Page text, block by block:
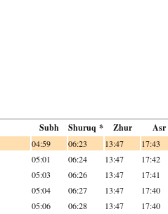
Subh Shuruq * Zhur Asr
04:59 06:23 13:47 17:43
05:01 06:24 13:47 17:42
05:03 06:26 13:47 17:41
05:04 06:27 13:47 17:40
05:06 06:28 13:47 17:40